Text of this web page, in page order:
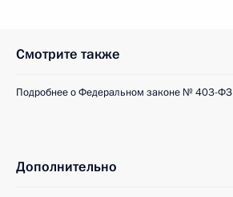
Смотрите также
Подробнее о Федеральном законе № 403-ФЗ
Дополнительно